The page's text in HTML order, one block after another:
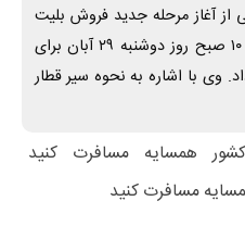
از آغاز مرحله جدید فروش بلیت
قطار ترکیبی تهران کربلا از ساعت ۱۰ صبح روز دوشنبه ۲۹ آبان برای
وی با اشاره به نحوه سیر قطار
همسایه مسافرت کنید